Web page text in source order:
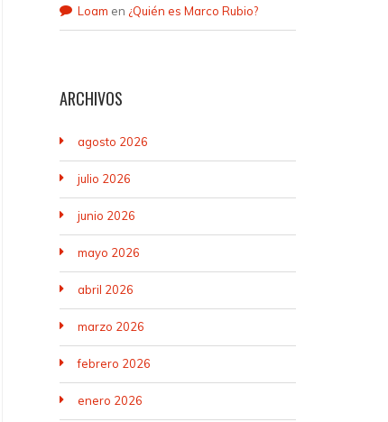
Loam en ¿Quién es Marco Rubio?
ARCHIVOS
agosto 2026
julio 2026
junio 2026
mayo 2026
abril 2026
marzo 2026
febrero 2026
enero 2026